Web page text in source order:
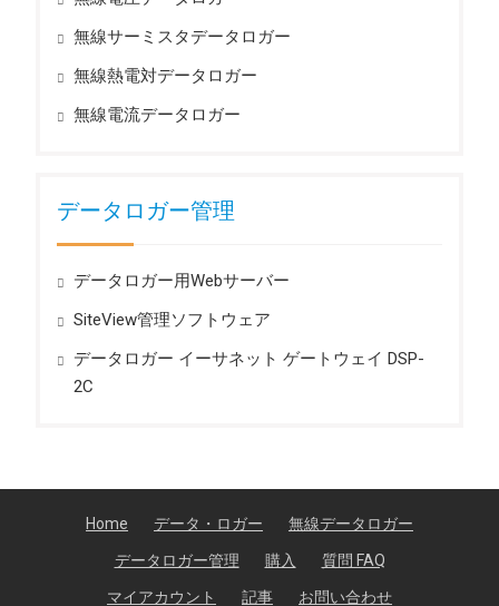
無線サーミスタデータロガー
無線熱電対データロガー
無線電流データロガー
データロガー管理
データロガー用Webサーバー
SiteView管理ソフトウェア
データロガー イーサネット ゲートウェイ DSP-
2C
Home データ・ロガー 無線データロガー
データロガー管理 購入 質問 FAQ
マイアカウント 記事 お問い合わせ